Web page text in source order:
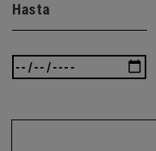
Hasta